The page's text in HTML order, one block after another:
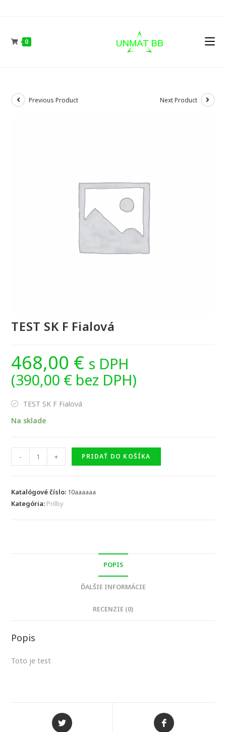
0
Previous Product Next Product
TEST SK F Fialová
468,00 € s DPH
(390,00 € bez DPH)
TEST SK F Fialová
Na sklade
-
množstvo
TEST
F
Fialová
+ PRIDAŤ DO KOŠÍKA
Katalógové číslo: 10aaaaaa
Kategória: Prilby
POPIS
ĎALŠIE INFORMÁCIE
RECENZIE (0)
Popis
Toto je test
Opens
in
Opens
in